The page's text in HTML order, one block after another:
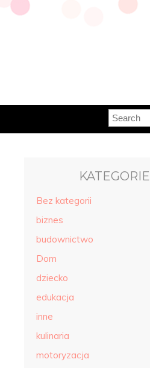
KATEGORIE
Bez kategorii
biznes
budownictwo
Dom
dziecko
edukacja
inne
kulinaria
motoryzacja